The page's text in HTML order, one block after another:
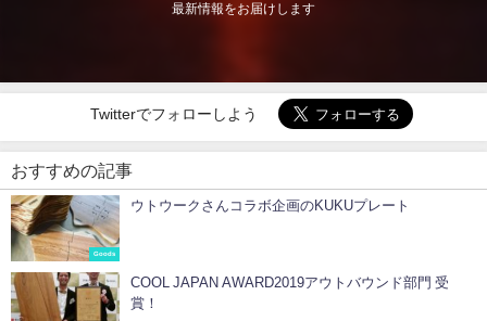
最新情報をお届けします
Twitterでフォローしよう
おすすめの記事
Goods
ウトウークさんコラボ企画のKUKUプレート
COOL JAPAN AWARD2019アウトバウンド部門 受
賞！